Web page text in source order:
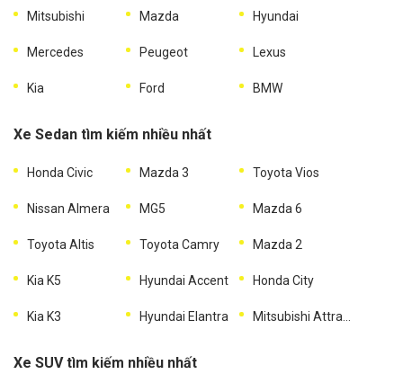
Mitsubishi Mazda Hyundai
Mercedes Peugeot Lexus
Kia Ford BMW
Xe Sedan tìm kiếm nhiều nhất
Honda Civic Mazda 3 Toyota Vios
Nissan Almera MG5 Mazda 6
Toyota Altis Toyota Camry Mazda 2
Kia K5 Hyundai Accent Honda City
Kia K3 Hyundai Elantra
Xe SUV tìm kiếm nhiều nhất